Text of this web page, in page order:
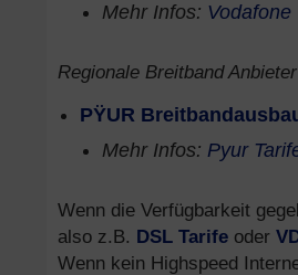
Mehr Infos: Vodafone
Regionale Breitband
PŸUR
Mehr Infos: Pyur
Wenn die Verfügbarkeit
also z.B. DSL Tarife oder
Wenn kein Highspeed